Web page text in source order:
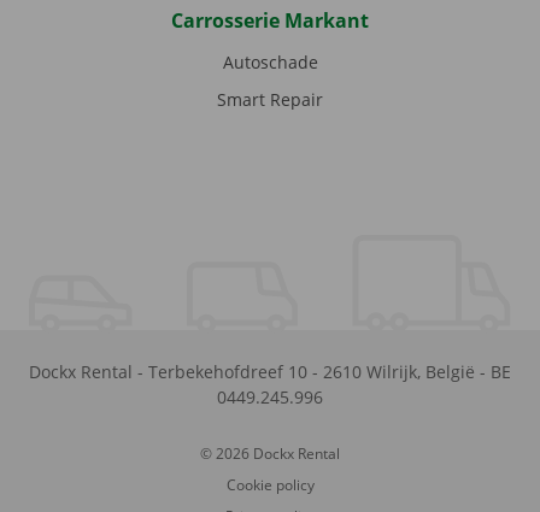
Carrosserie Markant
Autoschade
Smart Repair
Dockx Rental - Terbekehofdreef 10 - 2610 Wilrijk, België - BE
0449.245.996
© 2026 Dockx Rental
Cookie policy